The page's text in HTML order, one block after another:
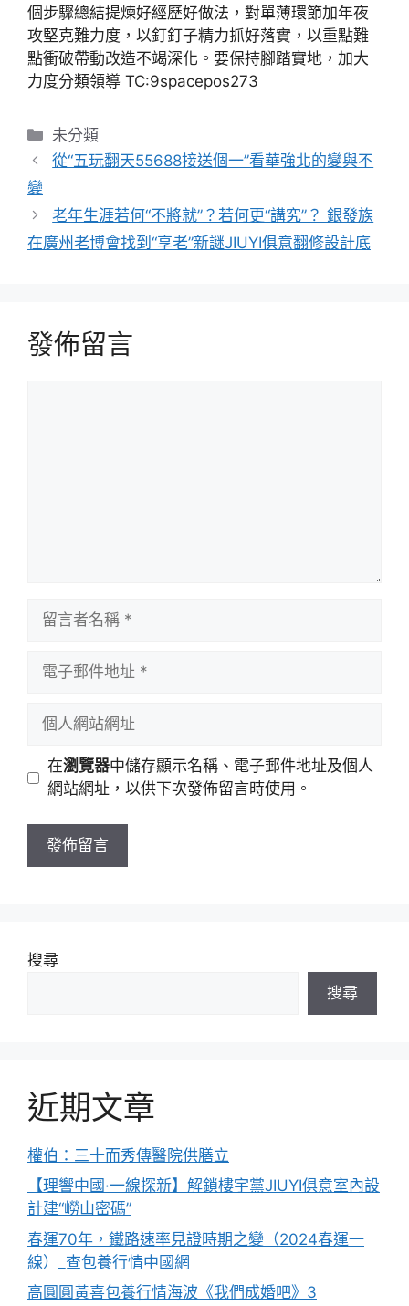
個步驟總結提煉好經歷好做法，對單薄環節加年夜
攻堅克難力度，以釘釘子精力抓好落實，以重點難
點衝破帶動改造不竭深化。要保持腳踏實地，加大
力度分類領導 TC:9spacepos273
分
類
未分類
從“五玩翻天55688接送個一”看華強北的變與不
變
老年生涯若何“不將就”？若何更“講究”？ 銀發族
在廣州老博會找到“享老”新謎JIUYI俱意翻修設計底
發佈留言
址
站
址
在瀏覽器中儲存顯示名稱、電子郵件地址及個人
網站網址，以供下次發佈留言時使用。
搜尋
搜尋
近期文章
權伯：三十而秀傳醫院供膳立
【理響中國·一線探新】解鎖樓宇黨JIUYI俱意室內設
計建“嶗山密碼”
春運70年，鐵路速率見證時期之變（2024春運一
線）_查包養行情中國網
高圓圓黃喜包養行情海波《我們成婚吧》3